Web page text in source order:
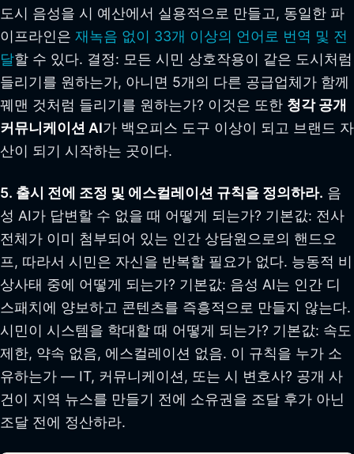
도시 음성을 시 예산에서 실용적으로 만들고, 동일한 파
이프라인은 재녹음 없이 33개 이상의 언어로 번역 및 전
달할 수 있다. 결정: 모든 시민 상호작용이 같은 도시처럼
들리기를 원하는가, 아니면 5개의 다른 공급업체가 함께
꿰맨 것처럼 들리기를 원하는가? 이것은 또한 청각 공개
커뮤니케이션 AI가 백오피스 도구 이상이 되고 브랜드 자
산이 되기 시작하는 곳이다.
5. 출시 전에 조정 및 에스컬레이션 규칙을 정의하라. 음
성 AI가 답변할 수 없을 때 어떻게 되는가? 기본값: 전사
전체가 이미 첨부되어 있는 인간 상담원으로의 핸드오
프, 따라서 시민은 자신을 반복할 필요가 없다. 능동적 비
상사태 중에 어떻게 되는가? 기본값: 음성 AI는 인간 디
스패치에 양보하고 콘텐츠를 즉흥적으로 만들지 않는다.
시민이 시스템을 학대할 때 어떻게 되는가? 기본값: 속도
제한, 약속 없음, 에스컬레이션 없음. 이 규칙을 누가 소
유하는가 — IT, 커뮤니케이션, 또는 시 변호사? 공개 사
건이 지역 뉴스를 만들기 전에 소유권을 조달 후가 아닌
조달 전에 정산하라.